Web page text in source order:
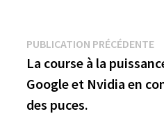
Navigation
de
l’article
PUBLICATION PRÉCÉDENTE
La course à la
Google et Nvidia en
des puces.